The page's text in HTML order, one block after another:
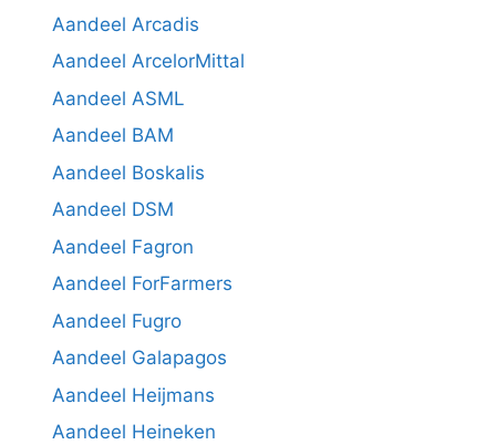
Aandeel Arcadis
Aandeel ArcelorMittal
Aandeel ASML
Aandeel BAM
Aandeel Boskalis
Aandeel DSM
Aandeel Fagron
Aandeel ForFarmers
Aandeel Fugro
Aandeel Galapagos
Aandeel Heijmans
Aandeel Heineken